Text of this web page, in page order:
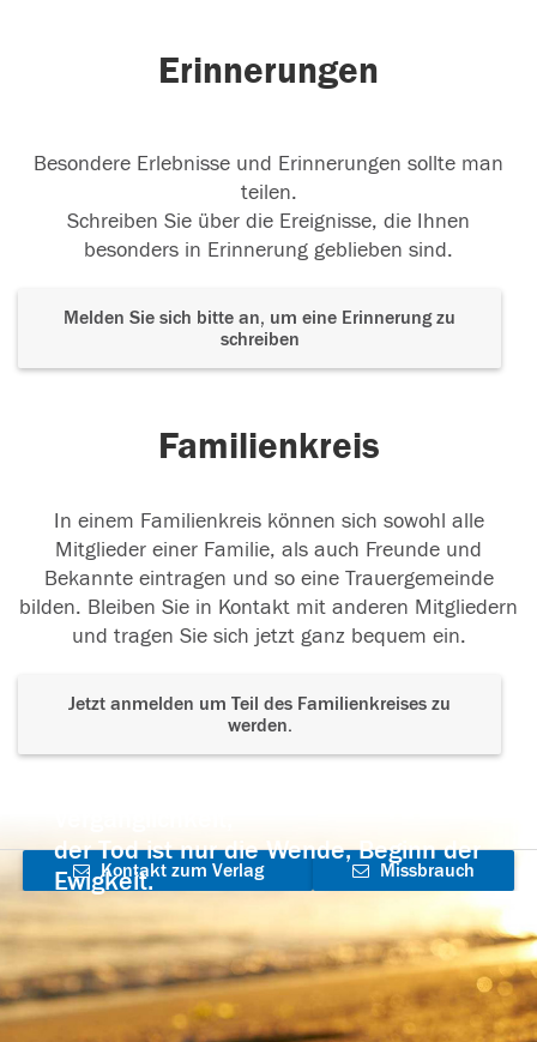
Erinnerungen
Besondere Erlebnisse und Erinnerungen sollte man
teilen.
Schreiben Sie über die Ereignisse, die Ihnen
besonders in Erinnerung geblieben sind.
Melden Sie sich bitte an, um eine Erinnerung zu
schreiben
Familienkreis
In einem Familienkreis können sich sowohl alle
Mitglieder einer Familie, als auch Freunde und
Bekannte eintragen und so eine Trauergemeinde
bilden. Bleiben Sie in Kontakt mit anderen Mitgliedern
und tragen Sie sich jetzt ganz bequem ein.
Jetzt anmelden um Teil des Familienkreises zu
werden.
der Tod ist nur die Wende, Beginn der
Ewigkeit.
Kontakt zum Verlag
aufnehmen
Missbrauch